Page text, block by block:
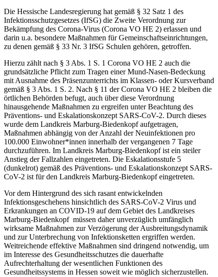
Die Hessische Landesregierung hat gemäß § 32 Satz 1 des
Infektionsschutzgesetzes (IfSG) die Zweite Verordnung zur
Bekämpfung des Corona-Virus (Corona VO HE 2) erlassen und
darin u.a. besondere Maßnahmen für Gemeinschaftseinrichtungen,
zu denen gemäß § 33 Nr. 3 IfSG Schulen gehören, getroffen.
Hierzu zählt nach § 3 Abs. 1 S. 1 Corona VO HE 2 auch die
grundsätzliche Pflicht zum Tragen einer Mund-Nasen-Bedeckung
mit Ausnahme des Präsenzunterrichts im Klassen- oder Kursverband
gemäß § 3 Abs. 1 S. 2. Nach § 11 der Corona VO HE 2 bleiben die
örtlichen Behörden befugt, auch über diese Verordnung
hinausgehende Maßnahmen zu ergreifen unter Beachtung des
Präventions- und Eskalationskonzept SARS-CoV-2. Durch dieses
wurde dem Landkreis Marburg-Biedenkopf aufgetragen,
Maßnahmen abhängig von der Anzahl der Neuinfektionen pro
100.000 Einwohner*innen innerhalb der vergangenen 7 Tage
durchzuführen. Im Landkreis Marburg-Biedenkopf ist ein steiler
Anstieg der Fallzahlen eingetreten. Die Eskalationsstufe 5
(dunkelrot) gemäß des Präventions- und Eskalationskonzept SARS-
CoV-2 ist für den Landkreis Marburg-Biedenkopf eingetreten.
Vor dem Hintergrund des sich rasant entwickelnden
Infektionsgeschehens hinsichtlich des SARS-CoV-2 Virus und
Erkrankungen an COVID-19 auf dem Gebiet des Landkreises
Marburg-Biedenkopf müssen daher unverzüglich umfänglich
wirksame Maßnahmen zur Verzögerung der Ausbreitungsdynamik
und zur Unterbrechung von Infektionsketten ergriffen werden.
Weitreichende effektive Maßnahmen sind dringend notwendig, um
im Interesse des Gesundheitsschutzes die dauerhafte
Aufrechterhaltung der wesentlichen Funktionen des
Gesundheitssystems in Hessen soweit wie möglich sicherzustellen.